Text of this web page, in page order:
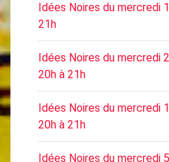
Idées Noires du mercredi
21h
Idées Noires du mercredi
20h à 21h
Idées Noires du mercredi
20h à 21h
Idées Noires du mercredi